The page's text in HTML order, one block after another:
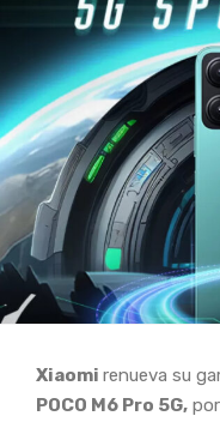
Xiaomi renueva su
POCO M6 Pro 5G,